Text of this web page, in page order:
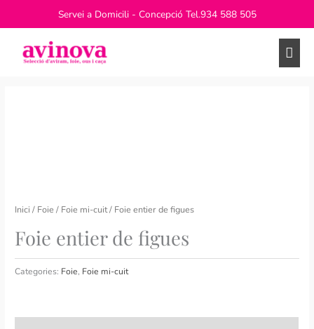
Servei a Domicili - Concepció Tel.934 588 505
Inici / Foie / Foie mi-cuit/ Foie entier de figues
Foie entier de figues
Categories: Foie, Foie mi-cuit